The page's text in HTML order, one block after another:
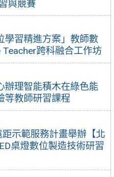
與競賽
學習精進方案」教師數
跨科融合工作坊
辦理智能積木在綠色能
等教師研習課程
示範服務計畫舉辦【北
桌燈數位製造技術研習